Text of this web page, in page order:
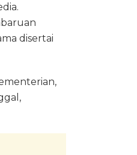
disertai